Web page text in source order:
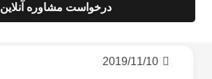
درخواست مشاوره آنلاین
2019/11/10